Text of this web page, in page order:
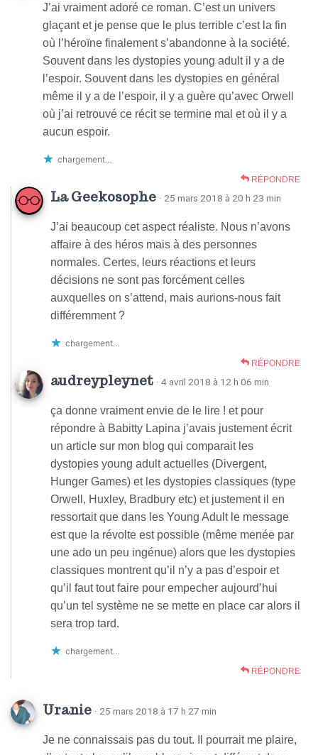
J’ai vraiment adoré ce roman. C’est un univers
glaçant et je pense que le plus terrible c’est la fin
où l’héroïne finalement s’abandonne à la société.
Souvent dans les dystopies young adult il y a de
l’espoir. Souvent dans les dystopies en général
même il y a de l’espoir, il y a guère qu’avec Orwell
où j’ai retrouvé ce récit se termine mal et où il y a
aucun espoir.
chargement…
RÉPONDRE
La Geekosophe · 25 mars 2018 à 20 h 23 min
J’ai beaucoup cet aspect réaliste. Nous n’avons
affaire à des héros mais à des personnes
normales. Certes, leurs réactions et leurs
décisions ne sont pas forcément celles
auxquelles on s’attend, mais aurions-nous fait
différemment ?
chargement…
RÉPONDRE
audreypleynet · 4 avril 2018 à 12 h 06 min
ça donne vraiment envie de le lire ! et pour
répondre à Babitty Lapina j’avais justement écrit
un article sur mon blog qui comparait les
dystopies young adult actuelles (Divergent,
Hunger Games) et les dystopies classiques (type
Orwell, Huxley, Bradbury etc) et justement il en
ressortait que dans les Young Adult le message
est que la révolte est possible (même menée par
une ado un peu ingénue) alors que les dystopies
classiques montrent qu’il n’y a pas d’espoir et
qu’il faut tout faire pour empecher aujourd’hui
qu’un tel système ne se mette en place car alors il
sera trop tard.
chargement…
RÉPONDRE
Uranie · 25 mars 2018 à 17 h 27 min
Je ne connaissais pas du tout. Il pourrait me plaire,